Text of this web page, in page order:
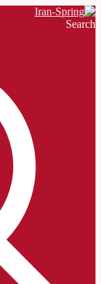
Search